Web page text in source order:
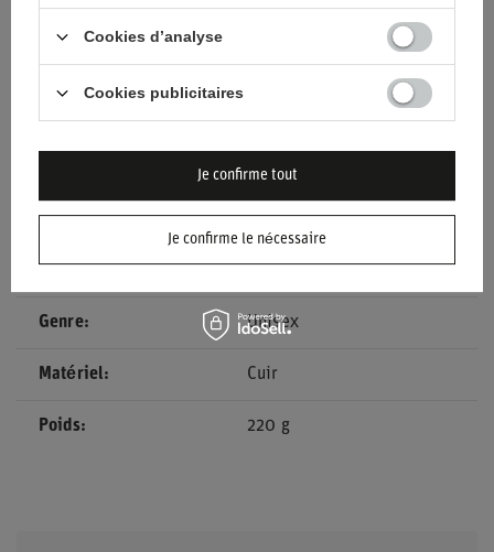
État Nouveaux produits
Catégorie Bottes
Adultes
Marque Sparco
Genre Unisex
Matériel Cuir
Poids 220 g
Cookies d’analyse
Cookies publicitaires
Je confirme le nécessaire
Je confirme tout